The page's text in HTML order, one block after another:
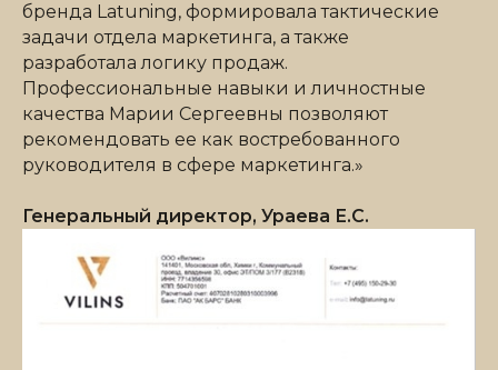
бренда Latuning, формировала тактические
задачи отдела маркетинга, а также
разработала логику продаж.
Профессиональные навыки и личностные
качества Марии Сергеевны позволяют
рекомендовать ее как востребованного
руководителя в сфере маркетинга.»
Генеральный директор, Ураева Е.С.